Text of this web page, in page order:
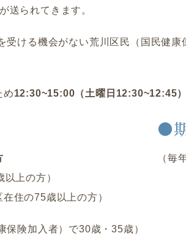
送られてきます。
受ける機会がない荒川区民（国民健
め12:30~15:00（土曜日12:30~12:45
上の方）
住の75歳以上の方）
保険加入者）で30歳・35歳）
●
（毎